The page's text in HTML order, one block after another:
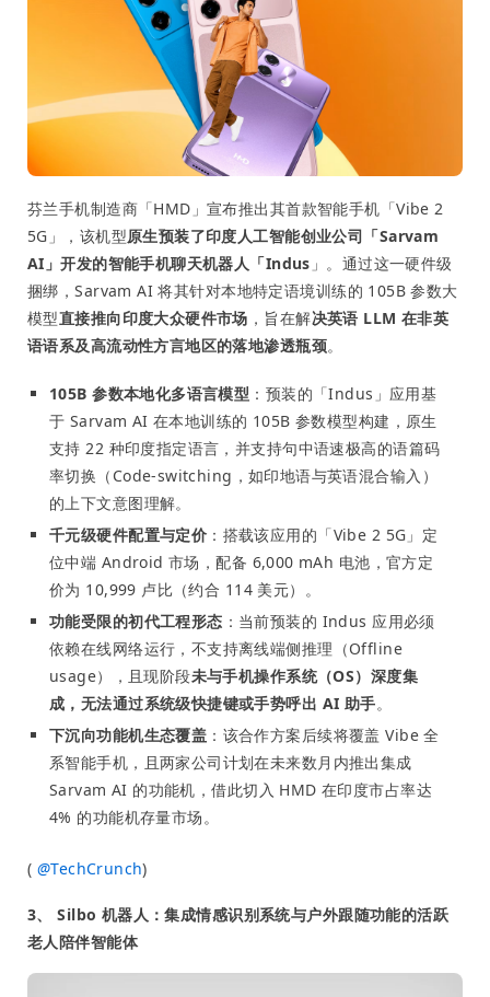
芬兰手机制造商「HMD」宣布推出其首款智能手机「Vibe 2
5G」，该机型原生预装了印度人工智能创业公司「Sarvam
AI」开发的智能手机聊天机器人「Indus 」。通过这一硬件级
捆绑，Sarvam AI 将其针对本地特定语境训练的 105B 参数大
模型直接推向印度大众硬件市场 ，旨在解决英语 LLM 在非英
语语系及高流动性方言地区的落地渗透瓶颈。
105B 参数本地化多语言模型 ：预装的「Indus」应用基
于 Sarvam AI 在本地训练的 105B 参数模型构建，原生
支持 22 种印度指定语言，并支持句中语速极高的语篇码
率切换（Code-switching，如印地语与英语混合输入）
的上下文意图理解。
千元级硬件配置与定价 ：搭载该应用的「Vibe 2 5G」定
位中端 Android 市场，配备 6,000 mAh 电池，官方定
价为 10,999 卢比（约合 114 美元）。
功能受限的初代工程形态 ：当前预装的 Indus 应用必须
依赖在线网络运行，不支持离线端侧推理（Offline
usage），且现阶段未与手机操作系统（OS）深度集
成，无法通过系统级快捷键或手势呼出 AI 助手。
下沉向功能机生态覆盖 ：该合作方案后续将覆盖 Vibe 全
系智能手机，且两家公司计划在未来数月内推出集成
Sarvam AI 的功能机，借此切入 HMD 在印度市占率达
4% 的功能机存量市场。
( @TechCrunch)
3、 Silbo 机器人：集成情感识别系统与户外跟随功能的活跃
老人陪伴智能体